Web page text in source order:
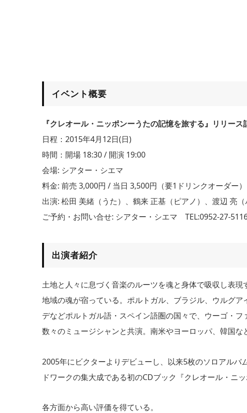
イベント概要
『クレオール・ニッポンーうたの記憶を旅する』リリース
日程：2015年4月12日(日)
時間：開場 18:30 / 開演 19:00
会場: シアター・シエマ
料金: 前売 3,000円 / 当日 3,500円（要1ドリンクオーダー）
出演: 松田 美緒（うた）、鶴来 正基（ピアノ）、渡辺 亮（
ご予約・お問い合せ: シアター・シエマ TEL:0952-27-
出演者紹介
土地と人々に息づく音楽のルーツを魂と身体で吸収し表
地域の魂が宿っている。ポルトガル、ブラジル、ウルグ
デなどポルトガル語・スペイン語圏の国々で、ウーゴ・
数々のミュージシャンと共演。南米やヨーロッパ、韓国な
2005年にビクターよりデビューし、以来5枚のソロアル
ドワークの集大成である初のCDブック『クレオール・ニ
各方面から高い評価を得ている。